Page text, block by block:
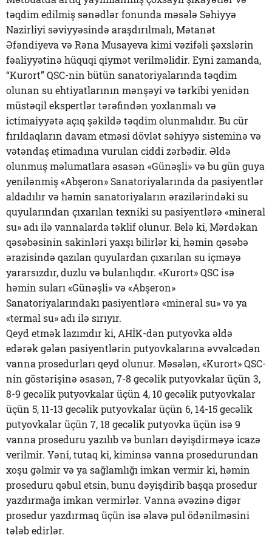
təqdim edilmiş sənədlər fonunda məsələ Səhiyyə
Nazirliyi səviyyəsində araşdırılmalı, Mətanət
Əfəndiyeva və Rəna Musayeva kimi vəzifəli şəxslərin
fəaliyyətinə hüquqi qiymət verilməlidir. Eyni zamanda,
“Kurort” QSC-nin bütün sanatoriyalarında təqdim
olunan su ehtiyatlarının mənşəyi və tərkibi yenidən
müstəqil ekspertlər tərəfindən yoxlanmalı və
ictimaiyyətə açıq şəkildə təqdim olunmalıdır. Bu cür
fırıldaqların davam etməsi dövlət səhiyyə sisteminə və
vətəndaş etimadına vurulan ciddi zərbədir. Əldə
olunmuş məlumatlara əsasən «Günəşli» və bu gün guya
yenilənmiş «Abşeron» Sanatoriyalarında da pasiyentlər
aldadılır və həmin sanatoriyaların ərazilərindəki su
quyularından çıxarılan texniki su pasiyentlərə «mineral
su» adı ilə vannalarda təklif olunur. Belə ki, Mərdəkan
qəsəbəsinin sakinləri yaxşı bilirlər ki, həmin qəsəbə
ərazisində qazılan quyulardan çıxarılan su içməyə
yararsızdır, duzlu və bulanlıqdır. «Kurort» QSC isə
həmin suları «Günəşli» və «Abşeron»
Sanatoriyalarındakı pasiyentlərə «mineral su» və ya
«termal su» adı ilə sırıyır.
Qeyd etmək lazımdır ki, AHİK-dən putyovka əldə
edərək gələn pasiyentlərin putyovkalarına əvvəlcədən
vanna prosedurları qeyd olunur. Məsələn, «Kurort» QSC-
nin göstərişinə əsasən, 7-8 gecəlik putyovkalar üçün 3,
8-9 gecəlik putyovkalar üçün 4, 10 gecəlik putyovkalar
üçün 5, 11-13 gecəlik putyovkalar üçün 6, 14-15 gecəlik
putyovkalar üçün 7, 18 gecəlik putyovka üçün isə 9
vanna proseduru yazılıb və bunları dəyişdirməyə icazə
verilmir. Yəni, tutaq ki, kiminsə vanna prosedurundan
xoşu gəlmir və ya sağlamlığı imkan vermir ki, həmin
proseduru qəbul etsin, bunu dəyişdirib başqa prosedur
yazdırmağa imkan vermirlər. Vanna əvəzinə digər
prosedur yazdırmaq üçün isə əlavə pul ödənilməsini
tələb edirlər.